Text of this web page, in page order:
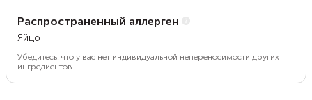
Распространенный аллерген
Яйцо
Убедитесь, что у вас нет индивидуальной непереносимости других
ингредиентов.